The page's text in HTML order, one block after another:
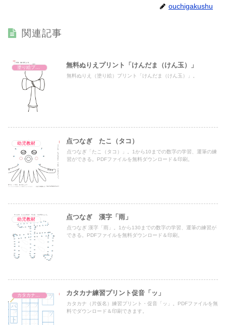
ouchigakushu
関連記事
塗り絵プリント 無料ぬりえプリント「けんだま（けん玉）」
無料ぬりえ（塗り絵）プリント「けんだま（けん玉）」。
幼児教材 点つなぎ たこ（タコ）
点つなぎ「たこ（タコ）」。1から10までの数字の学習、運筆の練
習ができる。PDFファイルを無料ダウンロード＆印刷。
幼児教材 点つなぎ 漢字「雨」
点つなぎ 漢字「雨」。1から130までの数字の学習、運筆の練習が
できる。PDFファイルを無料ダウンロード＆印刷。
カタカナ濁音・半濁音・拗音・促音（一文字ずつ） カタカナ練習プリント促音「ッ」
カタカナ（片仮名）練習プリント・促音「ッ」。PDFファイルを無
料でダウンロード＆印刷できます。